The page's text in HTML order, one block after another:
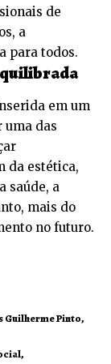
de
a
para todos.
em um
uma das
da estética,
saúde, a
mais do
no futuro.
Guilherme Pinto